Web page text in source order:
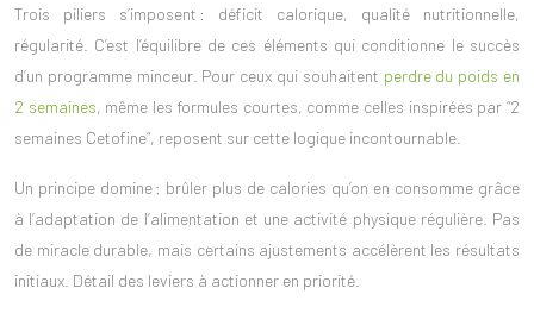
Trois piliers s’imposent : déficit calorique, qualité nutritionnelle,
régularité. C’est l’équilibre de ces éléments qui conditionne le succès
d’un programme minceur. Pour ceux qui souhaitent perdre du poids en
2 semaines, même les formules courtes, comme celles inspirées par “2
semaines Cetofine”, reposent sur cette logique incontournable.
Un principe domine : brûler plus de calories qu’on en consomme grâce
à l’adaptation de l’alimentation et une activité physique régulière. Pas
de miracle durable, mais certains ajustements accélèrent les résultats
initiaux. Détail des leviers à actionner en priorité.